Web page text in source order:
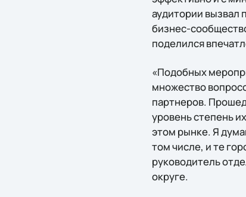
аудитории вызвал
бизнес-
поделился
«Подобных
множество
партнеров.
уровень степень
этом рынке. Я
том числе, и те
руководитель
округе.